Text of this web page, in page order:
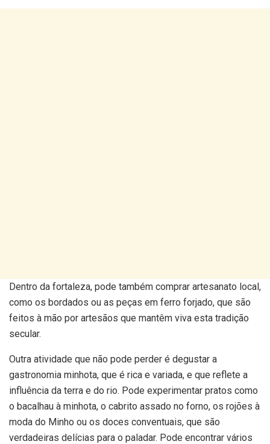
Dentro da fortaleza, pode também comprar artesanato local,
como os bordados ou as peças em ferro forjado, que são
feitos à mão por artesãos que mantêm viva esta tradição
secular.
Outra atividade que não pode perder é degustar a
gastronomia minhota, que é rica e variada, e que reflete a
influência da terra e do rio. Pode experimentar pratos como
o bacalhau à minhota, o cabrito assado no forno, os rojões à
moda do Minho ou os doces conventuais, que são
verdadeiras delícias para o paladar. Pode encontrar vários